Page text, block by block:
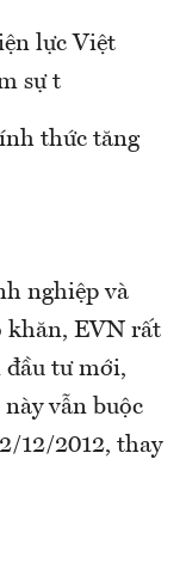
lực Việt
sự t
thức tăng
nghiệp và
khăn, EVN rất
đầu tư mới,
vẫn buộc
12/2012, thay